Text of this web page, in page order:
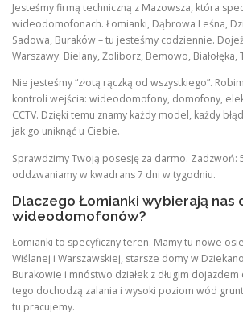
Jesteśmy firmą techniczną z Mazowsza, która
wideodomofonach. Łomianki, Dąbrowa Leśna,
Sadowa, Buraków – tu jesteśmy codziennie.
Warszawy: Bielany, Żoliborz, Bemowo, Białołęka,
Nie jesteśmy “złotą rączką od wszystkiego”.
kontroli wejścia: wideodomofony, domofony,
CCTV. Dzięki temu znamy każdy model, każdy
jak go uniknąć u Ciebie.
Sprawdzimy Twoją posesję za darmo. Zadzwoń:
oddzwaniamy w kwadrans 7 dni w tygodniu.
Dlaczego Łomianki wybierają nas
wideodomofonów?
Łomianki to specyficzny teren. Mamy tu nowe
Wiślanej i Warszawskiej, starsze domy w
Burakowie i mnóstwo działek z długim
tego dochodzą zalania i wysoki poziom wód
tu pracujemy.